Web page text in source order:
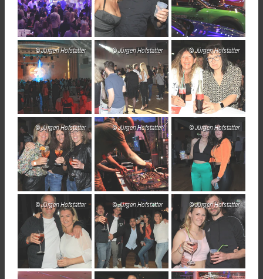
Jürgen Hofstätter Jürgen Hofstätter Jürgen Hofstätter
Jürgen Hofstätter Jürgen Hofstätter Jürgen Hofstätter
Jürgen Hofstätter Jürgen Hofstätter Jürgen Hofstätter